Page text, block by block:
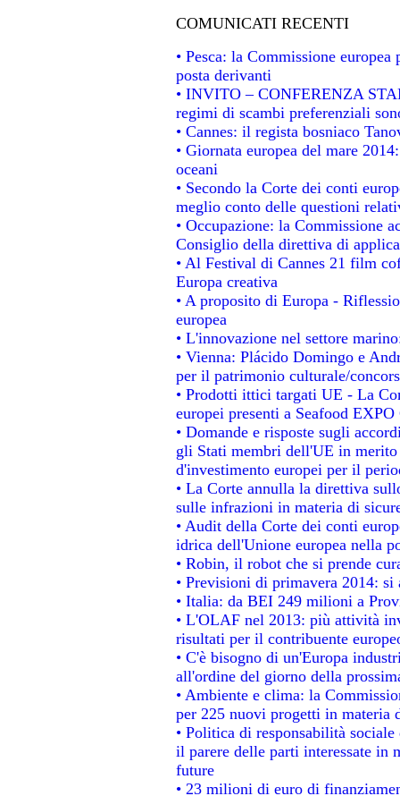
COMUNICATI RECENTI
• Pesca: la Commissione
posta derivanti
• INVITO – CONFERENZA
regimi di scambi preferenziali
• Cannes: il regista bosniaco
• Giornata europea del mare
oceani
• Secondo la Corte dei conti
meglio conto delle questioni
• Occupazione: la Commissione
Consiglio della direttiva di
• Al Festival di Cannes 21 film
Europa creativa
• A proposito di Europa -
europea
• L'innovazione nel settore
• Vienna: Plácido Domingo e
per il patrimonio culturale/
• Prodotti ittici targati UE - La
europei presenti a Seafood
• Domande e risposte sugli
gli Stati membri dell'UE in
d'investimento europei per il
• La Corte annulla la direttiva
sulle infrazioni in materia di
• Audit della Corte dei conti
idrica dell'Unione europea nella
• Robin, il robot che si prende
• Previsioni di primavera 2014: si
• Italia: da BEI 249 milioni a
• L'OLAF nel 2013: più attività
risultati per il contribuente
• C'è bisogno di un'Europa
all'ordine del giorno della
• Ambiente e clima: la
per 225 nuovi progetti in materia
• Politica di responsabilità
il parere delle parti interessate in
future
• 23 milioni di euro di